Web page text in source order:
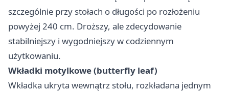
szczególnie przy stołach o długości po rozłożeniu
powyżej 240 cm. Droższy, ale zdecydowanie
stabilniejszy i wygodniejszy w codziennym
użytkowaniu.
Wkładki motylkowe (butterfly leaf)
Wkładka ukryta wewnątrz stołu, rozkładana jednym